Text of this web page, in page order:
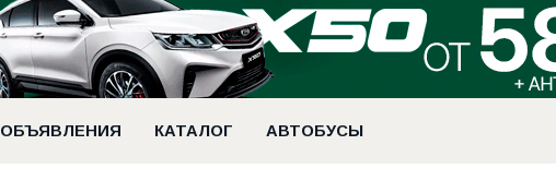
ОБЪЯВЛЕНИЯ КАТАЛОГ АВТОБУСЫ